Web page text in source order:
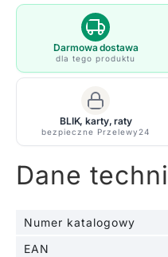
-
dekoracyjna
salonu
i
Darmowa dostawa
dla tego produktu
BLIK, karty, raty
bezpieczne Przelewy24
Dane
Numer katalogowy
EAN